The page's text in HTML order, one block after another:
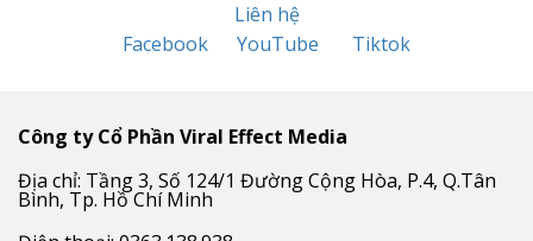
Liên hệ
Facebook
YouTube Tiktok
Công ty Cổ Phần Viral Effect Media
Địa chỉ: Tầng 3, Số 124/1 Đường Cộng Hòa, P.4, Q.Tân
Bình, Tp. Hồ Chí Minh